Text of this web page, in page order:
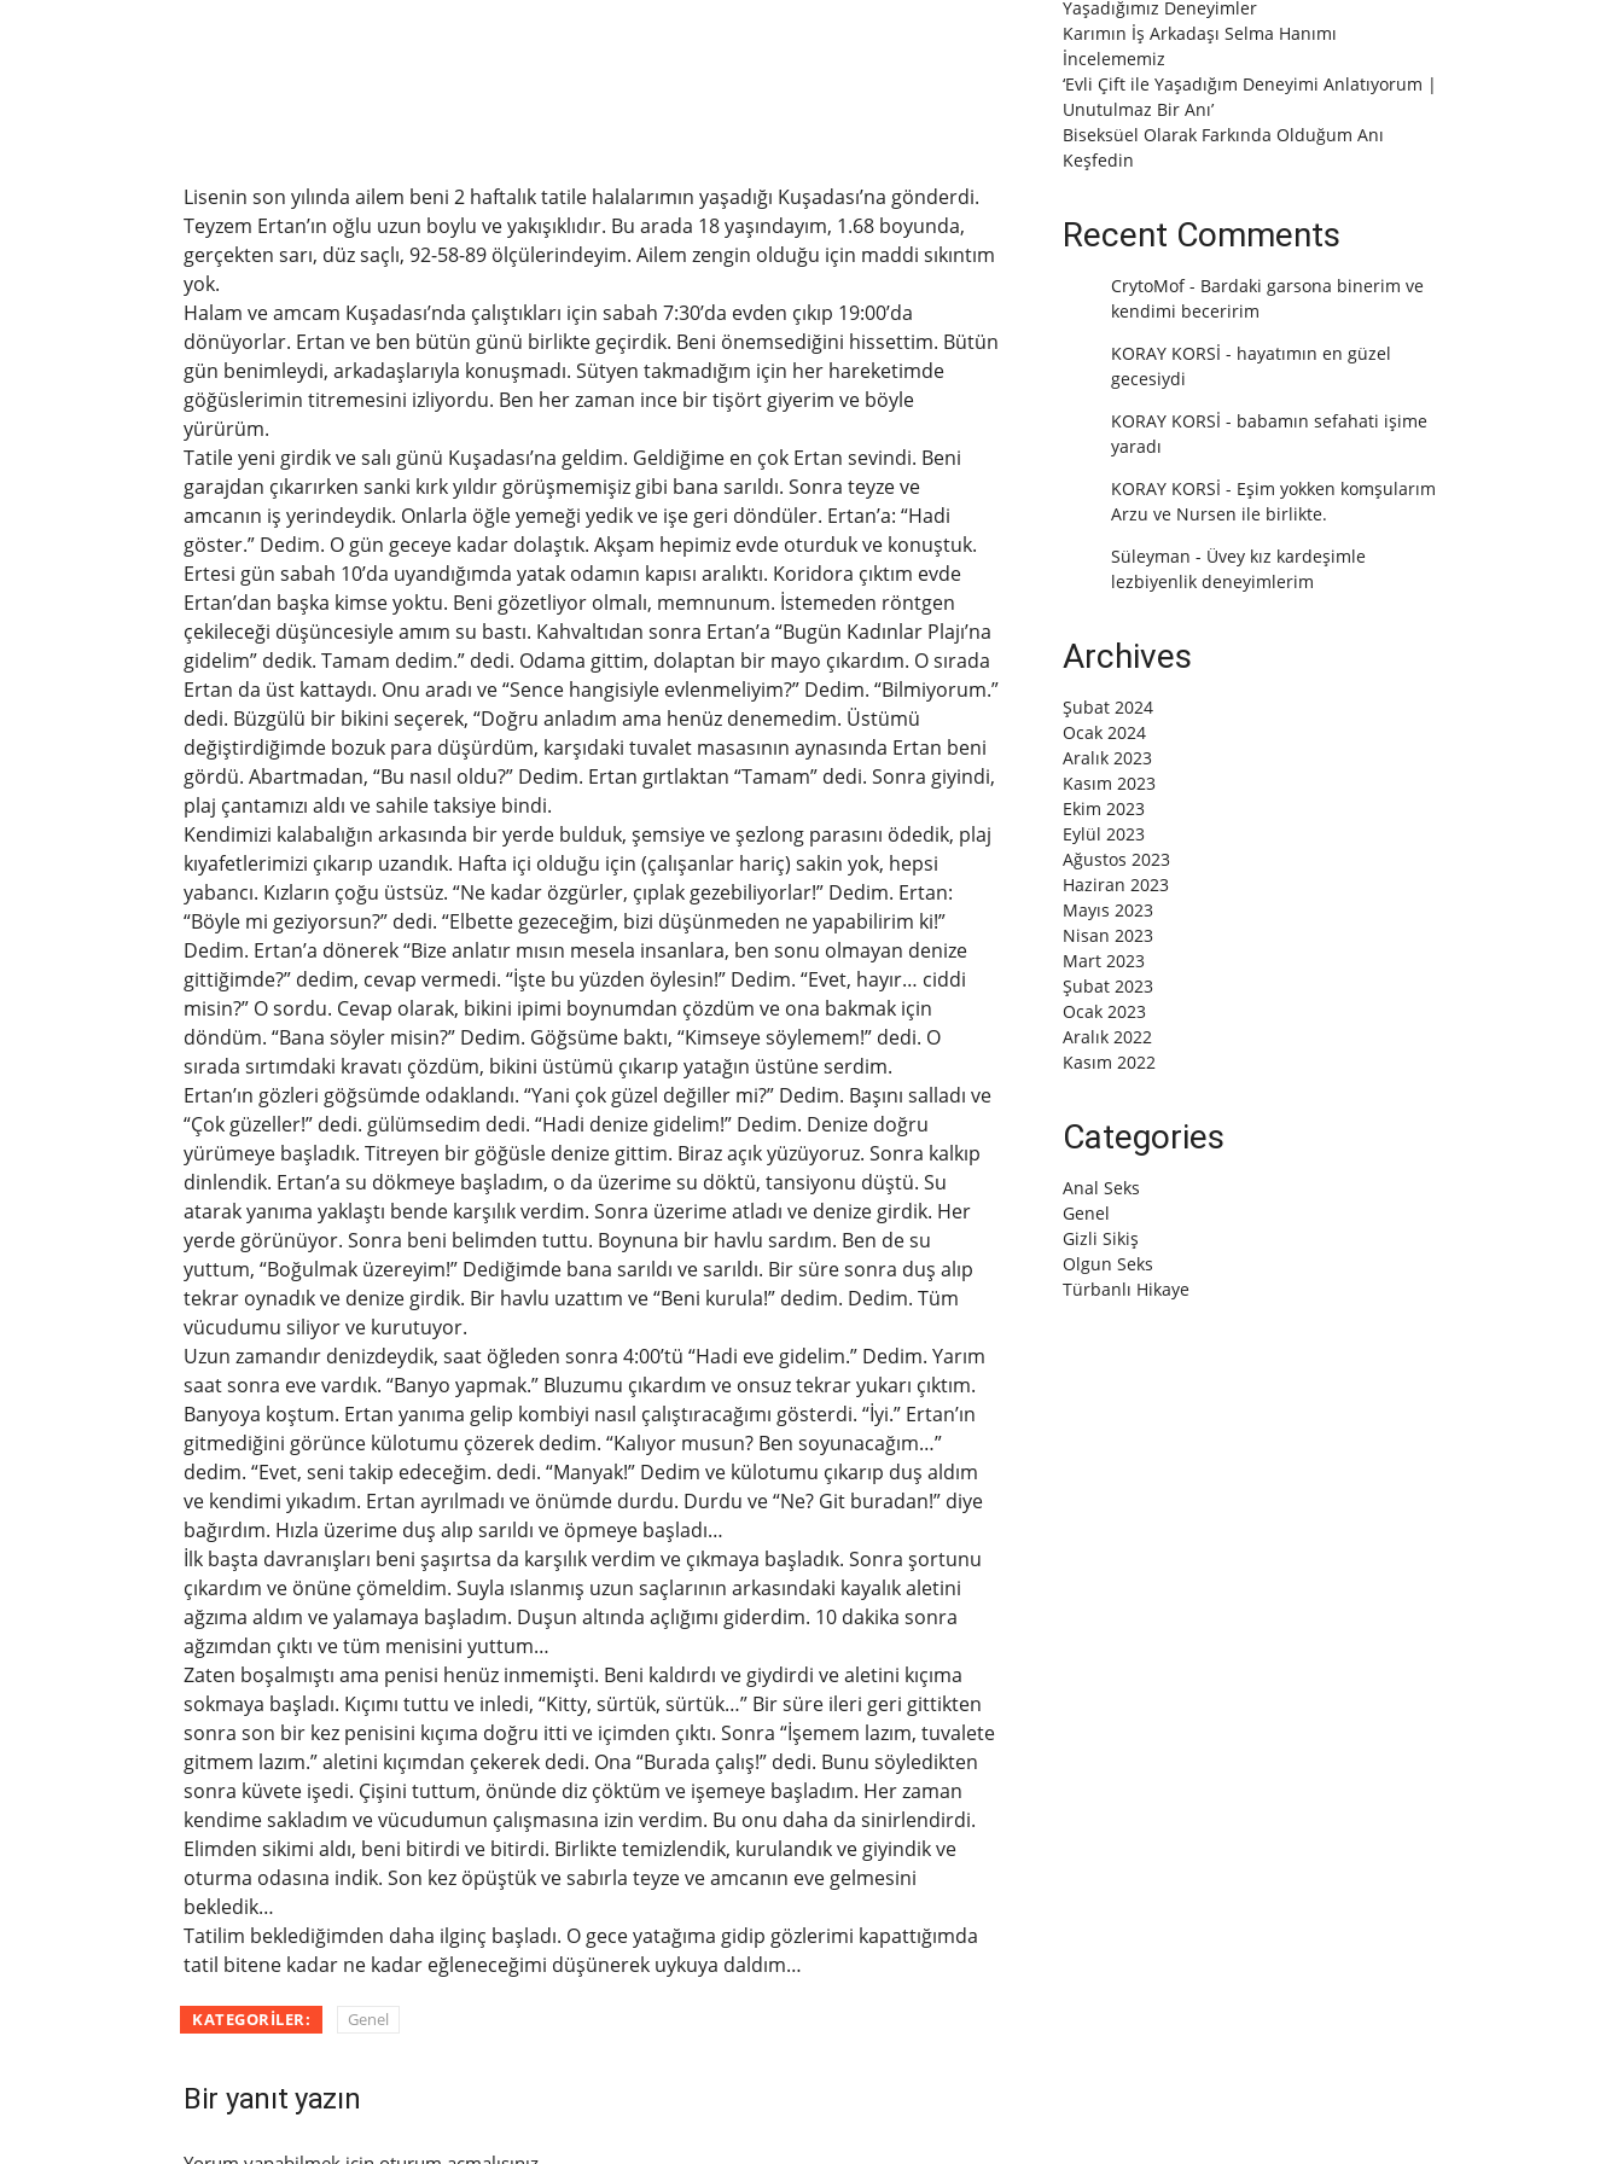
Lisenin son yılında ailem beni 2 haftalık tatile halalarımın yaşadığı Kuşadası’na gönderdi.
Teyzem Ertan’ın oğlu uzun boylu ve yakışıklıdır. Bu arada 18 yaşındayım, 1.68 boyunda,
gerçekten sarı, düz saçlı, 92-58-89 ölçülerindeyim. Ailem zengin olduğu için maddi sıkıntım
yok.
Halam ve amcam Kuşadası’nda çalıştıkları için sabah 7:30’da evden çıkıp 19:00’da
dönüyorlar. Ertan ve ben bütün günü birlikte geçirdik. Beni önemsediğini hissettim. Bütün
gün benimleydi, arkadaşlarıyla konuşmadı. Sütyen takmadığım için her hareketimde
göğüslerimin titremesini izliyordu. Ben her zaman ince bir tişört giyerim ve böyle
yürürüm.
Tatile yeni girdik ve salı günü Kuşadası’na geldim. Geldiğime en çok Ertan sevindi. Beni
garajdan çıkarırken sanki kırk yıldır görüşmemişiz gibi bana sarıldı. Sonra teyze ve
amcanın iş yerindeydik. Onlarla öğle yemeği yedik ve işe geri döndüler. Ertan’a: “Hadi
göster.” Dedim. O gün geceye kadar dolaştık. Akşam hepimiz evde oturduk ve konuştuk.
Ertesi gün sabah 10’da uyandığımda yatak odamın kapısı aralıktı. Koridora çıktım evde
Ertan’dan başka kimse yoktu. Beni gözetliyor olmalı, memnunum. İstemeden röntgen
çekileceği düşüncesiyle amım su bastı. Kahvaltıdan sonra Ertan’a “Bugün Kadınlar Plajı’na
gidelim” dedik. Tamam dedim.” dedi. Odama gittim, dolaptan bir mayo çıkardım. O sırada
Ertan da üst kattaydı. Onu aradı ve “Sence hangisiyle evlenmeliyim?” Dedim. “Bilmiyorum.”
dedi. Büzgülü bir bikini seçerek, “Doğru anladım ama henüz denemedim. Üstümü
değiştirdiğimde bozuk para düşürdüm, karşıdaki tuvalet masasının aynasında Ertan beni
gördü. Abartmadan, “Bu nasıl oldu?” Dedim. Ertan gırtlaktan “Tamam” dedi. Sonra giyindi,
plaj çantamızı aldı ve sahile taksiye bindi.
Kendimizi kalabalığın arkasında bir yerde bulduk, şemsiye ve şezlong parasını ödedik, plaj
kıyafetlerimizi çıkarıp uzandık. Hafta içi olduğu için (çalışanlar hariç) sakin yok, hepsi
yabancı. Kızların çoğu üstsüz. “Ne kadar özgürler, çıplak gezebiliyorlar!” Dedim. Ertan:
“Böyle mi geziyorsun?” dedi. “Elbette gezeceğim, bizi düşünmeden ne yapabilirim ki!”
Dedim. Ertan’a dönerek “Bize anlatır mısın mesela insanlara, ben sonu olmayan denize
gittiğimde?” dedim, cevap vermedi. “İşte bu yüzden öylesin!” Dedim. “Evet, hayır… ciddi
misin?” O sordu. Cevap olarak, bikini ipimi boynumdan çözdüm ve ona bakmak için
döndüm. “Bana söyler misin?” Dedim. Göğsüme baktı, “Kimseye söylemem!” dedi. O
sırada sırtımdaki kravatı çözdüm, bikini üstümü çıkarıp yatağın üstüne serdim.
Ertan’ın gözleri göğsümde odaklandı. “Yani çok güzel değiller mi?” Dedim. Başını salladı ve
“Çok güzeller!” dedi. gülümsedim dedi. “Hadi denize gidelim!” Dedim. Denize doğru
yürümeye başladık. Titreyen bir göğüsle denize gittim. Biraz açık yüzüyoruz. Sonra kalkıp
dinlendik. Ertan’a su dökmeye başladım, o da üzerime su döktü, tansiyonu düştü. Su
atarak yanıma yaklaştı bende karşılık verdim. Sonra üzerime atladı ve denize girdik. Her
yerde görünüyor. Sonra beni belimden tuttu. Boynuna bir havlu sardım. Ben de su
yuttum, “Boğulmak üzereyim!” Dediğimde bana sarıldı ve sarıldı. Bir süre sonra duş alıp
tekrar oynadık ve denize girdik. Bir havlu uzattım ve “Beni kurula!” dedim. Dedim. Tüm
vücudumu siliyor ve kurutuyor.
Uzun zamandır denizdeydik, saat öğleden sonra 4:00’tü “Hadi eve gidelim.” Dedim. Yarım
saat sonra eve vardık. “Banyo yapmak.” Bluzumu çıkardım ve onsuz tekrar yukarı çıktım.
Banyoya koştum. Ertan yanıma gelip kombiyi nasıl çalıştıracağımı gösterdi. “İyi.” Ertan’ın
gitmediğini görünce külotumu çözerek dedim. “Kalıyor musun? Ben soyunacağım…”
dedim. “Evet, seni takip edeceğim. dedi. “Manyak!” Dedim ve külotumu çıkarıp duş aldım
ve kendimi yıkadım. Ertan ayrılmadı ve önümde durdu. Durdu ve “Ne? Git buradan!” diye
bağırdım. Hızla üzerime duş alıp sarıldı ve öpmeye başladı…
İlk başta davranışları beni şaşırtsa da karşılık verdim ve çıkmaya başladık. Sonra şortunu
çıkardım ve önüne çömeldim. Suyla ıslanmış uzun saçlarının arkasındaki kayalık aletini
ağzıma aldım ve yalamaya başladım. Duşun altında açlığımı giderdim. 10 dakika sonra
ağzımdan çıktı ve tüm menisini yuttum…
Zaten boşalmıştı ama penisi henüz inmemişti. Beni kaldırdı ve giydirdi ve aletini kıçıma
sokmaya başladı. Kıçımı tuttu ve inledi, “Kitty, sürtük, sürtük…” Bir süre ileri geri gittikten
sonra son bir kez penisini kıçıma doğru itti ve içimden çıktı. Sonra “İşemem lazım, tuvalete
gitmem lazım.” aletini kıçımdan çekerek dedi. Ona “Burada çalış!” dedi. Bunu söyledikten
sonra küvete işedi. Çişini tuttum, önünde diz çöktüm ve işemeye başladım. Her zaman
kendime sakladım ve vücudumun çalışmasına izin verdim. Bu onu daha da sinirlendirdi.
Elimden sikimi aldı, beni bitirdi ve bitirdi. Birlikte temizlendik, kurulandık ve giyindik ve
oturma odasına indik. Son kez öpüştük ve sabırla teyze ve amcanın eve gelmesini
bekledik…
Tatilim beklediğimden daha ilginç başladı. O gece yatağıma gidip gözlerimi kapattığımda
tatil bitene kadar ne kadar eğleneceğimi düşünerek uykuya daldım…
KATEGORILER: Genel
Bir yanıt yazın
Yaşadığımız Deneyimler
Karımın İş Arkadaşı Selma Hanımı
İncelememiz
‘Evli Çift ile Yaşadığım Deneyimi Anlatıyorum |
Unutulmaz Bir Anı’
Biseksüel Olarak Farkında Olduğum Anı
Keşfedin
Recent Comments
CrytoMof- Bardaki garsona binerim ve
kendimi beceririm
KORAY KORSİ - hayatımın en güzel
gecesiydi
KORAY KORSİ - babamın sefahati işime
yaradı
KORAY KORSİ - Eşim yokken komşularım
Arzu ve Nursen ile birlikte.
Süleyman - Üvey kız kardeşimle
lezbiyenlik deneyimlerim
Archives
Şubat 2024
Ocak 2024
Aralık 2023
Kasım 2023
Ekim 2023
Eylül 2023
Ağustos 2023
Haziran 2023
Mayıs 2023
Nisan 2023
Mart 2023
Şubat 2023
Ocak 2023
Aralık 2022
Kasım 2022
Categories
Anal Seks
Genel
Gizli Sikiş
Olgun Seks
Türbanlı Hikaye